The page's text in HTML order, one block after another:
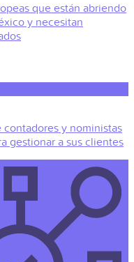
que están abriendo
y necesitan
contadores y noministas
gestionar a sus clientes